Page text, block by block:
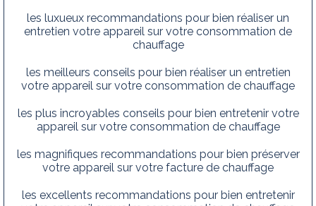
les luxueux recommandations pour bien réaliser un
entretien votre appareil sur votre consommation de
chauffage
les meilleurs conseils pour bien réaliser un entretien
votre appareil sur votre consommation de chauffage
les plus incroyables conseils pour bien entretenir votre
appareil sur votre consommation de chauffage
les magnifiques recommandations pour bien préserver
votre appareil sur votre facture de chauffage
les excellents recommandations pour bien entretenir